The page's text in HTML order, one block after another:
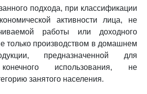
подхода, при классификации
активности лица, не
работы или доходного
только производством в домашнем
предназначенной для
использования, не
занятого населения.